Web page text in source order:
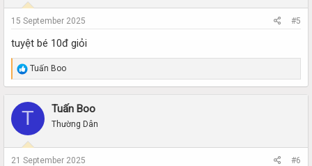
15 September 2025 #5
tuyệt bé 10đ giỏi
R
e
a
c
t
o
n
s
Tuấn Boo
T Tuấn Boo
Thường Dân
21 September 2025 #6